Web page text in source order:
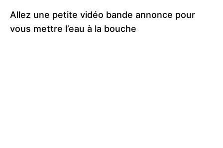
Allez une petite vidéo bande annonce pour
vous mettre l’eau à la bouche